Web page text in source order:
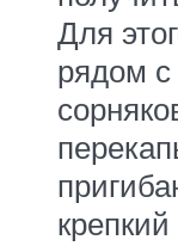
Для
рядом